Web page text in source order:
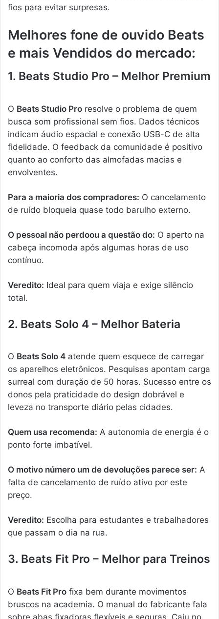
fios para evitar surpresas.
Melhores fone de ouvido Beats
e mais Vendidos do mercado:
1. Beats Studio Pro – Melhor Premium
O Beats Studio Pro resolve o problema de quem
busca som profissional sem fios. Dados técnicos
indicam áudio espacial e conexão USB-C de alta
fidelidade. O feedback da comunidade é positivo
quanto ao conforto das almofadas macias e
envolventes.
Para a maioria dos compradores: O cancelamento
de ruído bloqueia quase todo barulho externo.
O pessoal não perdoou a questão do: O aperto na
cabeça incomoda após algumas horas de uso
contínuo.
Veredito: Ideal para quem viaja e exige silêncio
total.
2. Beats Solo 4 – Melhor Bateria
O Beats Solo 4 atende quem esquece de carregar
os aparelhos eletrônicos. Pesquisas apontam carga
surreal com duração de 50 horas. Sucesso entre os
donos pela praticidade do design dobrável e
leveza no transporte diário pelas cidades.
Quem usa recomenda: A autonomia de energia é o
ponto forte imbatível.
O motivo número um de devoluções parece ser: A
falta de cancelamento de ruído ativo por este
preço.
Veredito: Escolha para estudantes e trabalhadores
que passam o dia na rua.
3. Beats Fit Pro – Melhor para Treinos
O Beats Fit Pro fixa bem durante movimentos
bruscos na academia. O manual do fabricante fala
sobre abas fixadoras flexíveis e seguras. Caiu no